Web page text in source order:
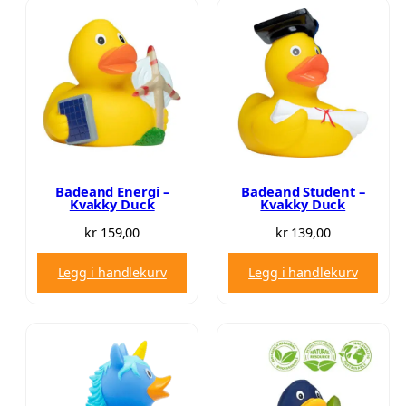
Badeand Energi –
Kvakky Duck
kr159,00
Legg i handlekurv
Badeand Student –
Kvakky Duck
kr139,00
Legg i handlekurv